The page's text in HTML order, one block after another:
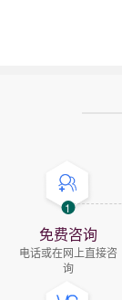
1
免费咨询
电话或在网上直接咨
询